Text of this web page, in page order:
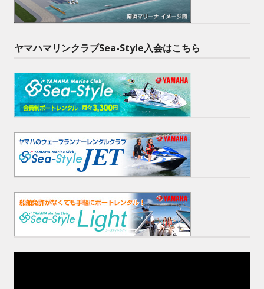
ヤマハマリンクラブSea-Style入会はこちら